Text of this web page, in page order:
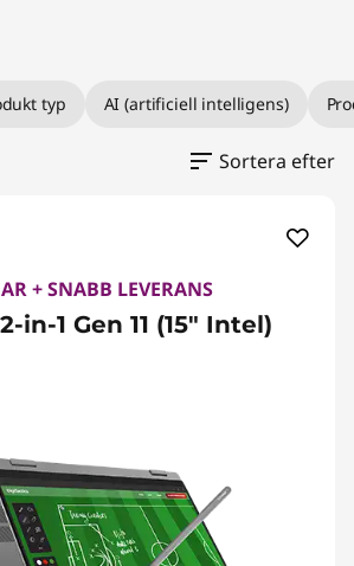
typ AI (artificiell intelligens)
Sortera efter
+ SNABB LEVERANS
in-1 Gen 11 (15" Intel)